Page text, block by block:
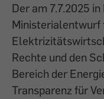
Der am 7.7.2025
Ministerialentwurf
Rechte und den
Bereich der
Transparenz für